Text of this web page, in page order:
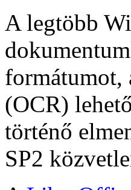
A legtöbb
formátumot,
(OCR)
történő
SP2